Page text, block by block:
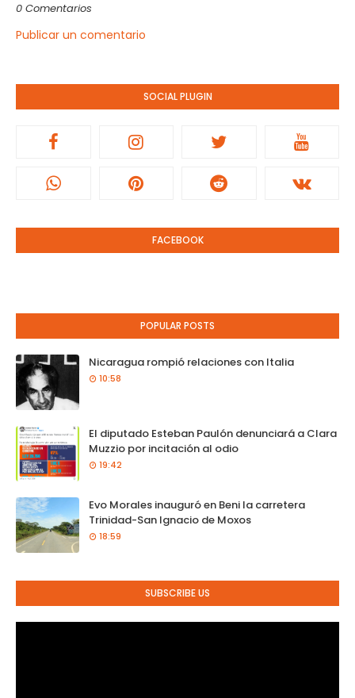
0 Comentarios
Publicar un comentario
SOCIAL PLUGIN
FACEBOOK
POPULAR POSTS
Nicaragua rompió relaciones con Italia
10:58
El diputado Esteban Paulón denunciará a Clara
Muzzio por incitación al odio
19:42
Evo Morales inauguró en Beni la carretera
Trinidad-San Ignacio de Moxos
18:59
SUBSCRIBE US